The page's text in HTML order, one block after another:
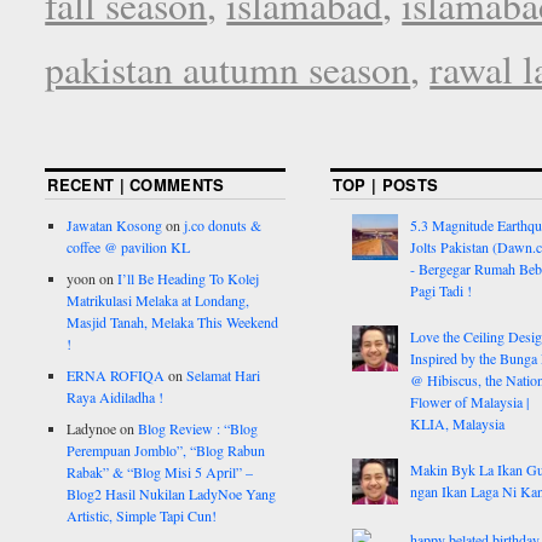
pakistan autumn season,rawal
RECENT | COMMENTS
Jawatan Kosongonj.co donuts &
coffee @ pavilion KL
yoon onI’ll Be Heading To Kolej
Matrikulasi Melaka at Londang,
Masjid Tanah, Melaka This Weekend
!
ERNA ROFIQA onSelamat Hari
Raya Aidiladha !
LadynoeonBlog Review : “Blog
Perempuan Jomblo”, “Blog Rabun
Rabak” & “Blog Misi 5 April” –
Blog2 Hasil Nukilan LadyNoe Yang
Artistic, Simple Tapi Cun!
TOP | POSTS
5.3 Magnitude
Jolts Pakistan
- Bergegar Rumah Beb
Pagi Tadi !
Love the Ceiling
Inspired by the Bunga
@ Hibiscus, the
Flower of Malaysia |
KLIA, Malaysia
Makin Byk La Ikan
ngan Ikan Laga Ni